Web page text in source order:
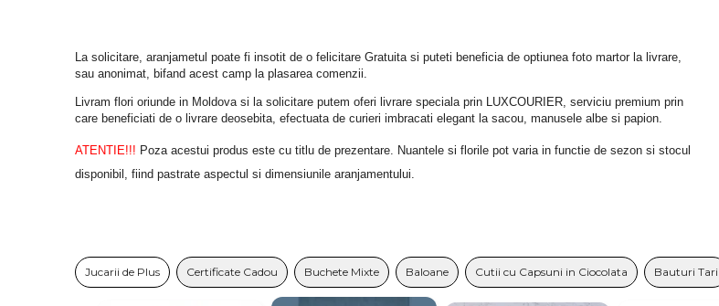
La solicitare, aranjametul poate fi insotit de o felicitare Gratuita si puteti beneficia de optiunea foto martor la livrare,
sau anonimat, bifand acest camp la plasarea comenzii.
Livram flori oriunde in Moldova si la solicitare putem oferi livrare speciala prin LUXCOURIER, serviciu premium prin
care beneficiati de o livrare deosebita, efectuata de curieri imbracati elegant la sacou, manusele albe si papion.
ATENTIE!!! Poza acestui produs este cu titlu de prezentare. Nuantele si florile pot varia in functie de sezon si stocul
disponibil, fiind pastrate aspectul si dimensiunile aranjamentului.
Jucarii de Plus Certificate Cadou Buchete Mixte Baloane Cutii cu Capsuni in Ciocolata Bauturi Tari